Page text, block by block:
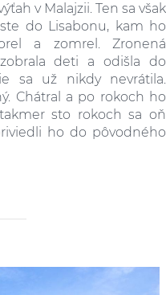
v Malajzii. Ten sa však
do Lisabonu, kam ho
a zomrel. Zronená
deti a odišla do
sa už nikdy nevrátila.
Chátral a po rokoch ho
sto rokoch sa oň
ho do pôvodného